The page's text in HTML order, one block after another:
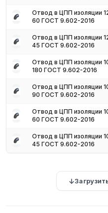
Отвод в ЦПП изоляции
60 ГОСТ 9.602-2016
Отвод в ЦПП изоляции
45 ГОСТ 9.602-2016
Отвод в ЦПП изоляции
180 ГОСТ 9.602-2016
Отвод в ЦПП изоляции
90 ГОСТ 9.602-2016
Отвод в ЦПП изоляции
60 ГОСТ 9.602-2016
Отвод в ЦПП изоляции
45 ГОСТ 9.602-2016